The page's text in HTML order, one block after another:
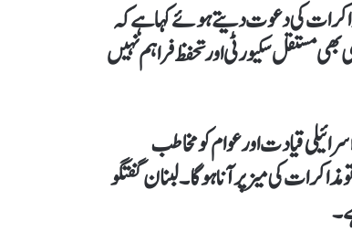
کی دعوت دیتے ہوئے کہا ہے کہ
مستقل سکیورٹی اور تحفظ فراہم نہیں
قیادت اور عوام کو مخاطب
کی میز پر آنا ہوگا۔لبنان گفتگو